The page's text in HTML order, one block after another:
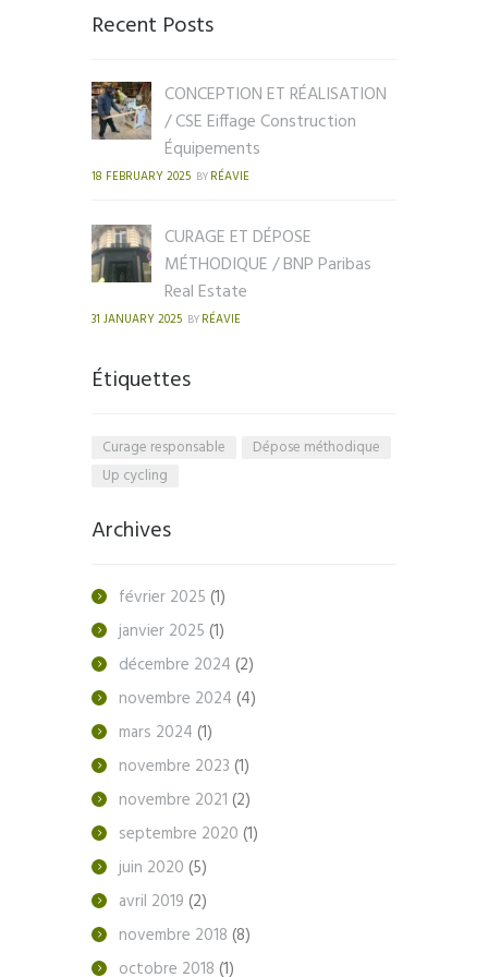
Recent Posts
CONCEPTION ET RÉALISATION
/ CSE Eiffage Construction
Équipements
18 FEBRUARY 2025 BY RÉAVIE
CURAGE ET DÉPOSE
MÉTHODIQUE / BNP Paribas
Real Estate
31 JANUARY 2025 BY RÉAVIE
Étiquettes
Curage responsable
Dépose méthodique
Up cycling
Archives
février 2025 (1)
janvier 2025 (1)
décembre 2024 (2)
novembre 2024 (4)
mars 2024 (1)
novembre 2023 (1)
novembre 2021 (2)
septembre 2020 (1)
juin 2020 (5)
avril 2019 (2)
novembre 2018 (8)
octobre 2018 (1)